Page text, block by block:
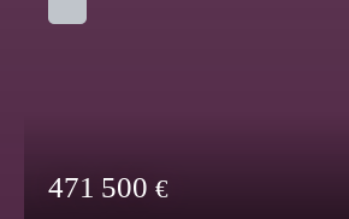
471 500 €